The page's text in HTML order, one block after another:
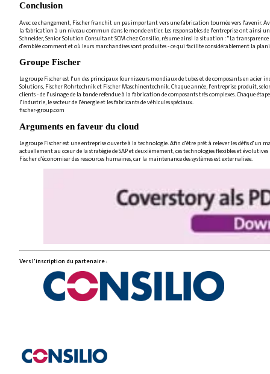
Conclusion
Avec ce changement, Fischer franchit un pas important vers une fabrication tournée vers l'avenir.
la fabrication à un niveau commun dans le monde entier. Les responsables de l'entreprise ont ainsi
Schneider, Senior Solution Consultant SCM chez Consilio, résume ainsi la situation : "La
d'emblée comment et où leurs marchandises sont produites - ce qui facilite considérablement la
Groupe Fischer
Le groupe Fischer est l'un des principaux fournisseurs mondiaux de tubes et de composants en
Solutions, Fischer Rohrtechnik et Fischer Maschinentechnik. Chaque année, l'entreprise produit,
clients - de l'usinage de la bande refendue à la fabrication de composants très complexes. Chaque
l'industrie, le secteur de l'énergie et les fabricants de véhicules spéciaux.
fischer-group.com
Arguments en faveur du cloud
Le groupe Fischer est une entreprise ouverte à la technologie. Afin d'être prêt à relever les défis
actuellement au cœur de la stratégie de SAP et deuxièmement, ces technologies flexibles et
Fischer d'économiser des ressources humaines, car la maintenance des systèmes est externalisée.
Vers l'inscription du partenaire :